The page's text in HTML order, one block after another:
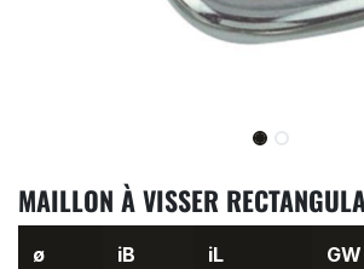
MAILLON À VISSER
ø iB iL GW